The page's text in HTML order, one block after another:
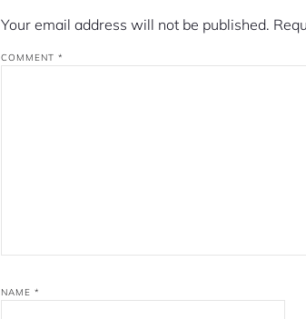
Your email address will not be published.
COMMENT*
NAME*